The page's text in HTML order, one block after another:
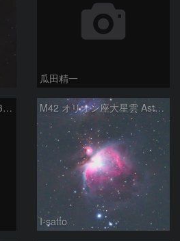
瓜田精一
M42と馬頭星雲パノラマ135mm M42 オリオン座大星雲 AstroTracer Type3の威力
I-satto